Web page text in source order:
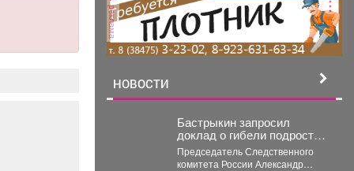
реклама
НОВОСТИ
Бастрыкин запросил
доклад о гибели подростка
от охотников в Кузбассе
Председатель Следственного
комитета России Александр